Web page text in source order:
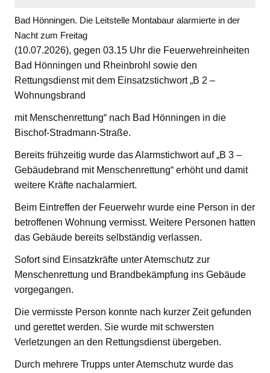
Bad Hönningen. Die Leitstelle Montabaur alarmierte in der
Nacht zum Freitag
(10.07.2026), gegen 03.15 Uhr die Feuerwehreinheiten
Bad Hönningen und Rheinbrohl sowie den
Rettungsdienst mit dem Einsatzstichwort „B 2 –
Wohnungsbrand
mit Menschenrettung“ nach Bad Hönningen in die
Bischof-Stradmann-Straße.
Bereits frühzeitig wurde das Alarmstichwort auf „B 3 –
Gebäudebrand mit Menschenrettung“ erhöht und damit
weitere Kräfte nachalarmiert.
Beim Eintreffen der Feuerwehr wurde eine Person in der
betroffenen Wohnung vermisst. Weitere Personen hatten
das Gebäude bereits selbständig verlassen.
Sofort sind Einsatzkräfte unter Atemschutz zur
Menschenrettung und Brandbekämpfung ins Gebäude
vorgegangen.
Die vermisste Person konnte nach kurzer Zeit gefunden
und gerettet werden. Sie wurde mit schwersten
Verletzungen an den Rettungsdienst übergeben.
Durch mehrere Trupps unter Atemschutz wurde das